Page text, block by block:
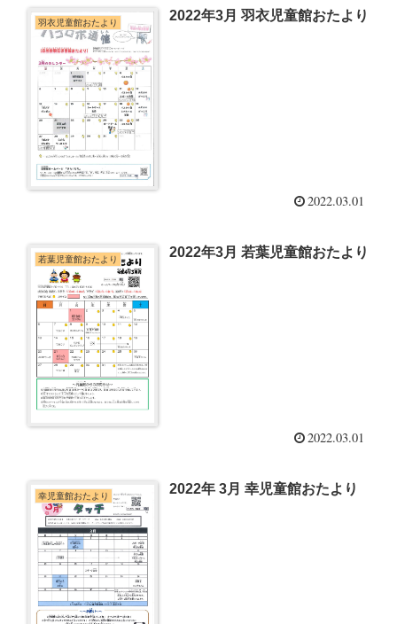
羽衣児童館おたより 2022年3月 羽衣児童館おたより
2022.03.01
若葉児童館おたより 2022年3月 若葉児童館おたより
2022.03.01
幸児童館おたより 2022年 3月 幸児童館おたより